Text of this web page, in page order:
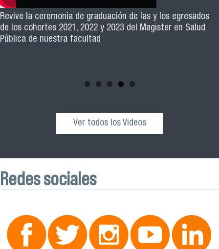
El académico Roberto Vera, de la Escuela de Kinesiología
Facimed y parte del Comité Científico de la III Jornada de
Neurociencia e Inteligencia Artificial 2025, invita a toda la
Revive la ceremonia de graduación de las y los egresados
de los cohortes 2021, 2022 y 2023 del Magister en Salud
Pública de nuestra facultad
Ver todos los Videos
Redes sociales